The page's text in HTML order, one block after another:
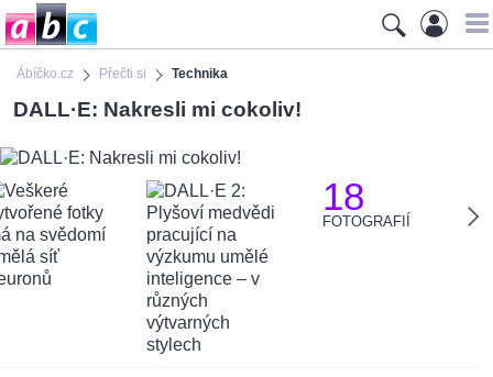
Ábíčko.cz Přečti si Technika
DALL·E: Nakresli mi cokoliv!
18
FOTOGRAFIÍ